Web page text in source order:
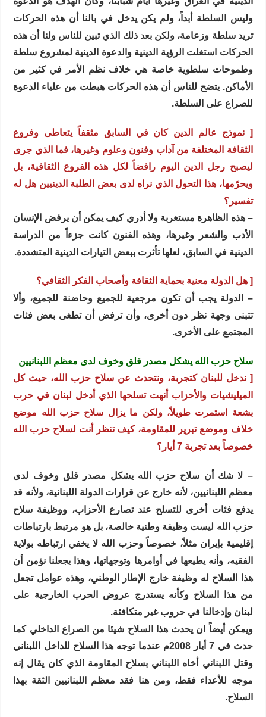
وليس السلطة أبداً، ولم يكن يدخل في بالنا أن هذه الحركات
تريد سلطة وزعامة، ولكن بعد ذلك الذي تبين للناس ولنا أن هذه
الحركات استغلت الرؤية الدينية والدعوة الدينية لمشروع سلطة
وطموحات سلطوية خاصة هي خلاف نظم الأمر في كثير من
الأماكن. يتضح للناس أن هذه الحركات هبطت من علياء الدعوة
للصراع على السلطة.
[ نموذج عالم الدين كان في السابق مثقفاً يتعاطى وفروع
الثقافة المختلفة من آداب وفنون وعلوم وغيرها، فما الذي جرى
ليصبح رجل الدين اليوم رافضاً لكل هذه الفروع الثقافية، بل
ويحرّمها، هذا التحول الذي نراه لدى بعض الطلبة الدينيين هل له
تفسير؟
– هذه الظاهرة مستغربة ولا أدري كيف يمكن أن يرفض الإنسان
الأدب والشعر وغيرها، وهذه الفنون كانت جزءاً من الدراسة
الدينية في السابق، لعلها تأثرت ببعض التيارات الدينية المتشددة.
[ هل الدولة معنية بحماية الثقافة وأصحاب الفكر الثقافي؟
– الدولة يجب أن تكون مرجعية للجميع وحاضنة للجميع، وألا
تتبنى وجهة نظر دون أخرى، وأن ترفض أن تطغى بعض فئات
المجتمع على الأخرى.
سلاح حزب الله يشكل مصدر قلق وخوف لدى معظم اللبنانيين
[ ندخل للبنان كتجربة، ونتحدث عن سلاح حزب الله، حيث كل
الميليشيات والأحزاب أنهت تسلحها الذي أدخل لبنان في حرب
بشعة استمرت طويلاً، ولكن ما يزال سلاح حزب الله موضع
خلاف وموضع تبرير للمقاومة، كيف تنظر أنت لسلاح حزب الله
خصوصاً بعد تجربة 7 أيار؟
– لا شك أن سلاح حزب الله يشكل مصدر قلق وخوف لدى
معظم اللبنانيين، لأنه خارج عن قرارات الدولة اللبنانية، ولأنه قد
يدفع فئات أخرى للتسلح عند تصارع الأحزاب، ووظيفة سلاح
حزب الله ليست وظيفة وطنية خالصة، بل هو مرتبط بارتباطات
إقليمية بإيران مثلاً، خصوصاً وحزب الله لا يخفي ارتباطه بولاية
الفقيه، وأنه يطيعها في أوامرها وتوجهاتها، وهذا يجعلنا نؤمن أن
هذا السلاح له وظيفة خارج الإطار الوطني، وهذه عوامل تجعل
من هذا السلاح وكأنه يستدرج عروض الحرب الخارجية على
لبنان وإدخالنا في حروب غير متكافئة.
ويمكن أيضاً ان يحدث هذا السلاح شيئا من الصراع الداخلي كما
حدث في 7 أيار 2008م عندما توجه هذا السلاح للداخل اللبناني
وقتل اللبناني أخاه اللبناني بسلاح المقاومة الذي كان يقال إنه
موجه للأعداء فقط، ومن هنا فقد معظم اللبنانيين الثقة بهذا
السلاح.